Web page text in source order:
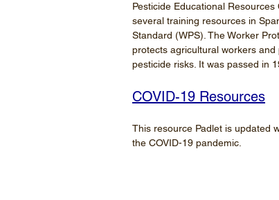
Pesticide Educational
several training resources in
Standard (WPS). The Worker
protects agricultural workers
pesticide risks. It was passed in
COVID-19 Resources
This resource Padlet is updated
the COVID-19 pandemic.